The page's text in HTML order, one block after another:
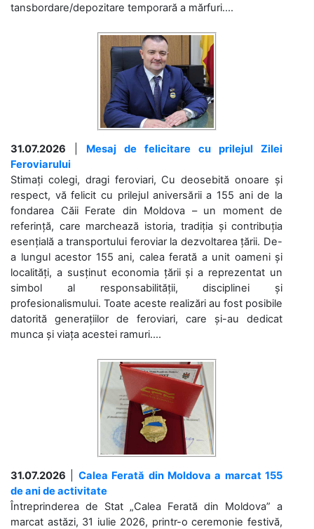
tansbordare/depozitare temporară a mărfuri....
31.07.2026
Mesaj de felicitare cu prilejul Zilei
Feroviarului
Stimați colegi, dragi feroviari, Cu deosebită onoare și
respect, vă felicit cu prilejul aniversării a 155 ani de la
fondarea Căii Ferate din Moldova – un moment de
referință, care marchează istoria, tradiția și contribuția
esențială a transportului feroviar la dezvoltarea țării. De-
a lungul acestor 155 ani, calea ferată a unit oameni și
localități, a susținut economia țării și a reprezentat un
simbol al responsabilității, disciplinei și
profesionalismului. Toate aceste realizări au fost posibile
datorită generațiilor de feroviari, care și-au dedicat
munca și viața acestei ramuri....
31.07.2026
Calea Ferată din Moldova a marcat 155
de ani de activitate
Întreprinderea de Stat „Calea Ferată din Moldova” a
marcat astăzi, 31 iulie 2026, printr-o ceremonie festivă,